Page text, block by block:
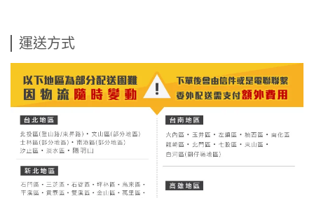
運送方式